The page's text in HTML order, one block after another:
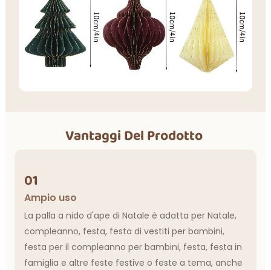
Vantaggi Del Prodotto
01
Ampio uso
La palla a nido d'ape di Natale è adatta per Natale,
compleanno, festa, festa di vestiti per bambini,
festa per il compleanno per bambini, festa, festa in
famiglia e altre feste festive o feste a tema, anche